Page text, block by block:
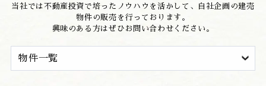
当社では不動産投資で培ったノウハウを活かして、自社企画の建売
物件の販売を行っております。
興味のある方はぜひお問い合わせください。